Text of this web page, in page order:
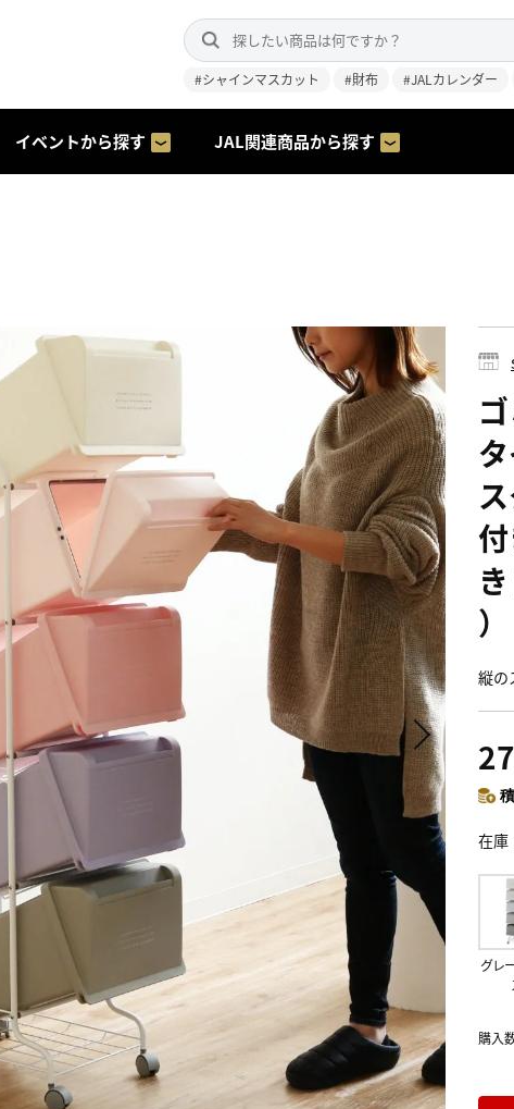
#シャインマスカット #財布 #JALカレンダー
イベントから探す JAL関連商品から探す
縦の
在庫
グレ
購入